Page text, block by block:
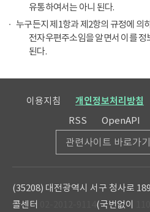
유통하여서는 아니 된다.
누구든지 제1항과 제2항의 규정에 의
전자우편주소임을 알면서 이를
된다.
이용지침 개인정보처리방침
RSS
OpenAPI
관련사이트 바로가기
(35208) 대전광역시 서구 청사로
콜센터
(국번없이